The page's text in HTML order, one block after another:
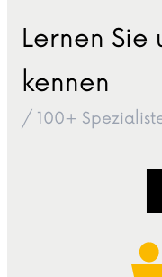
Lernen Sie
kennen
/ 100+